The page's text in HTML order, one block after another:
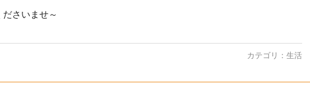
さいませ～
カテゴリ： 生活